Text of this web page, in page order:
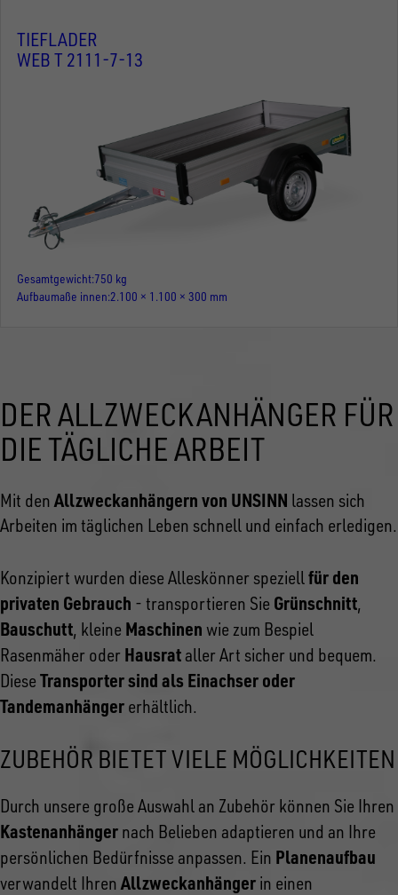
TIEFLADER
WEB T 2111-7-13
Gesamtgewicht 750 kg
Aufbaumaße innen 2.100 × 1.100 × 300 mm
DER ALLZWECKANHÄNGER FÜR
DIE TÄGLICHE ARBEIT
Mit den Allzweckanhängern von UNSINN lassen sich
Arbeiten im täglichen Leben schnell und einfach erledigen.
Konzipiert wurden diese Alleskönner speziellfür den
privaten Gebrauch - transportieren Sie Grünschnitt,
Bauschutt, kleine Maschinen wie zum Bespiel
Rasenmäher oder Hausrat aller Art sicher und bequem.
Diese Transporter sind als Einachser oder
Tandemanhänger erhältlich.
ZUBEHÖR BIETET VIELE MÖGLICHKEITEN
Durch unsere große Auswahl an Zubehör können Sie Ihren
Kastenanhänger nach Belieben adaptieren und an Ihre
persönlichen Bedürfnisse anpassen. Ein Planenaufbau
verwandelt Ihren Allzweckanhänger in einen